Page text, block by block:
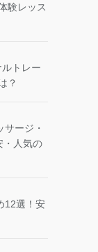
験レッス
ルトレー
？
サージ・
・人気の
12選！安